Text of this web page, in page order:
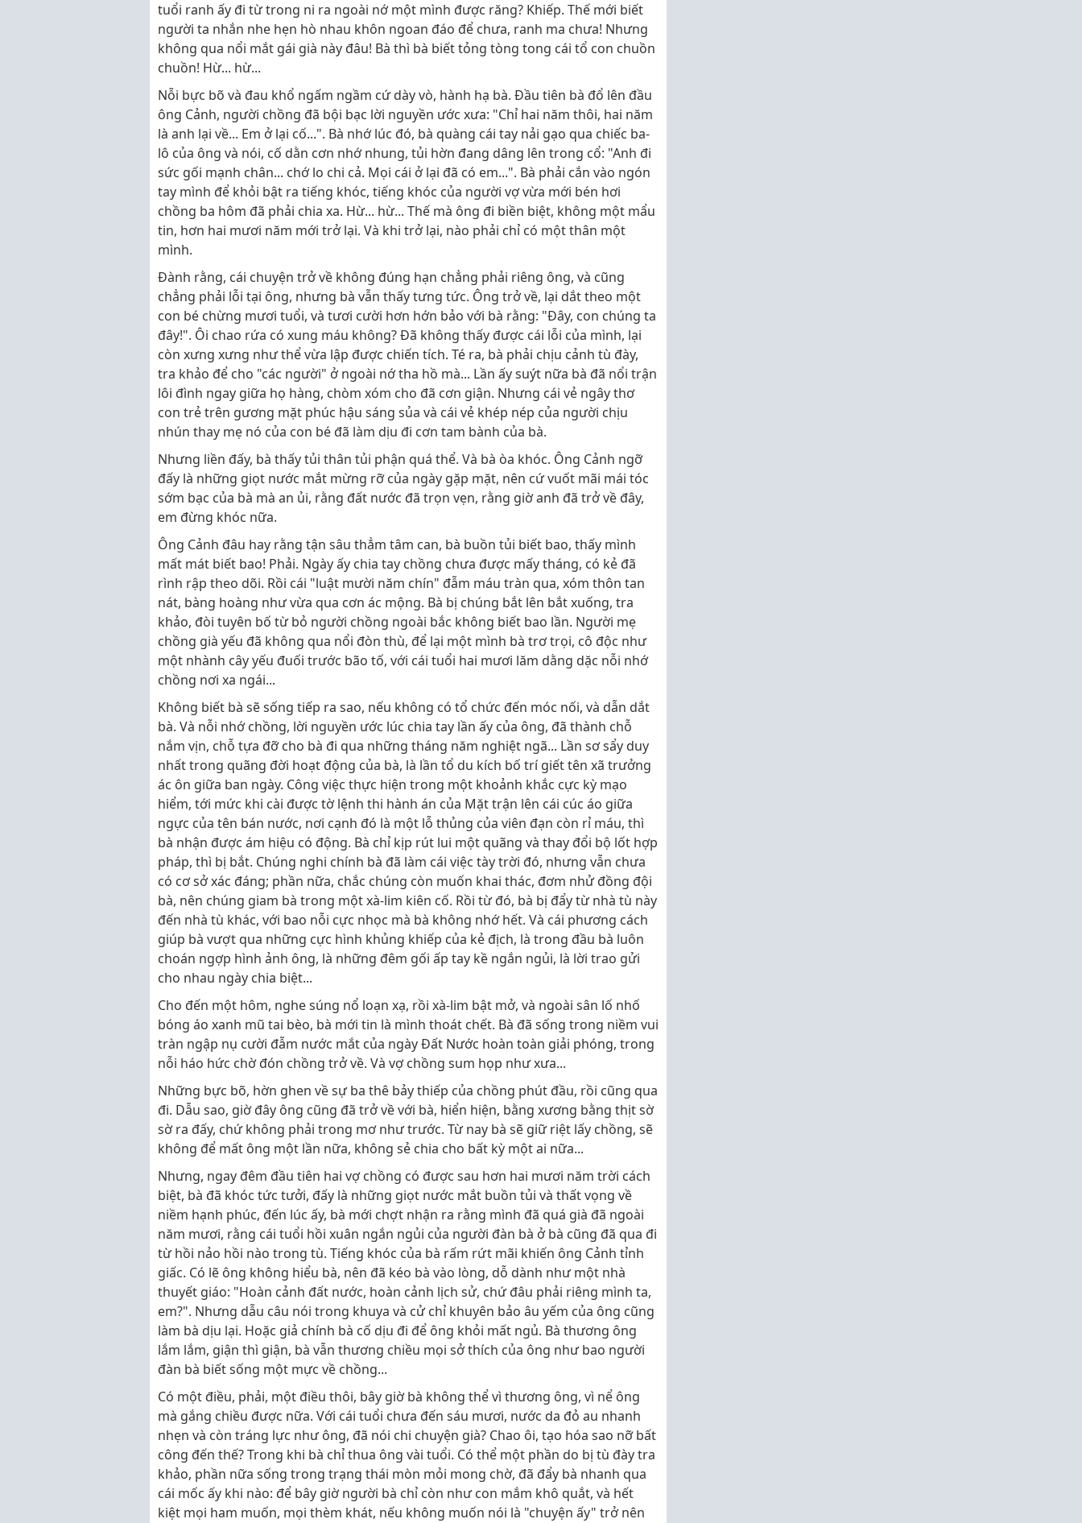
tuổi ranh ấy đi từ trong ni ra ngoài nớ một mình được răng? Khiếp. Thế mới biết
người ta nhắn nhe hẹn hò nhau khôn ngoan đáo để chưa, ranh ma chưa! Nhưng
không qua nổi mắt gái già này đâu! Bà thì bà biết tỏng tòng tong cái tổ con chuồn
chuồn! Hừ... hừ...
Nỗi bực bõ và đau khổ ngấm ngầm cứ dày vò, hành hạ bà. Đầu tiên bà đổ lên đầu
ông Cảnh, người chồng đã bội bạc lời nguyền ước xưa: "Chỉ hai năm thôi, hai năm
là anh lại về... Em ở lại cố...". Bà nhớ lúc đó, bà quàng cái tay nải gạo qua chiếc ba-
lô của ông và nói, cố dằn cơn nhớ nhung, tủi hờn đang dâng lên trong cổ: "Anh đi
sức gối mạnh chân... chớ lo chi cả. Mọi cái ở lại đã có em...". Bà phải cắn vào ngón
tay mình để khỏi bật ra tiếng khóc, tiếng khóc của người vợ vừa mới bén hơi
chồng ba hôm đã phải chia xa. Hừ... hừ... Thế mà ông đi biền biệt, không một mẩu
tin, hơn hai mươi năm mới trở lại. Và khi trở lại, nào phải chỉ có một thân một
mình.
Đành rằng, cái chuyện trở về không đúng hạn chẳng phải riêng ông, và cũng
chẳng phải lỗi tại ông, nhưng bà vẫn thấy tưng tức. Ông trở về, lại dắt theo một
con bé chừng mươi tuổi, và tươi cười hơn hớn bảo với bà rằng: "Đây, con chúng ta
đây!". Ôi chao rứa có xung máu không? Đã không thấy được cái lỗi của mình, lại
còn xưng xưng như thể vừa lập được chiến tích. Té ra, bà phải chịu cảnh tù đày,
tra khảo để cho "các người" ở ngoài nớ tha hồ mà... Lần ấy suýt nữa bà đã nổi trận
lôi đình ngay giữa họ hàng, chòm xóm cho đã cơn giận. Nhưng cái vẻ ngây thơ
con trẻ trên gương mặt phúc hậu sáng sủa và cái vẻ khép nép của người chịu
nhún thay mẹ nó của con bé đã làm dịu đi cơn tam bành của bà.
Nhưng liền đấy, bà thấy tủi thân tủi phận quá thể. Và bà òa khóc. Ông Cảnh ngỡ
đấy là những giọt nước mắt mừng rỡ của ngày gặp mặt, nên cứ vuốt mãi mái tóc
sớm bạc của bà mà an ủi, rằng đất nước đã trọn vẹn, rằng giờ anh đã trở về đây,
em đừng khóc nữa.
Ông Cảnh đâu hay rằng tận sâu thẳm tâm can, bà buồn tủi biết bao, thấy mình
mất mát biết bao! Phải. Ngày ấy chia tay chồng chưa được mấy tháng, có kẻ đã
rình rập theo dõi. Rồi cái "luật mười năm chín" đẫm máu tràn qua, xóm thôn tan
nát, bàng hoàng như vừa qua cơn ác mộng. Bà bị chúng bắt lên bắt xuống, tra
khảo, đòi tuyên bố từ bỏ người chồng ngoài bắc không biết bao lần. Người mẹ
chồng già yếu đã không qua nổi đòn thù, để lại một mình bà trơ trọi, cô độc như
một nhành cây yếu đuối trước bão tố, với cái tuổi hai mươi lăm dằng dặc nỗi nhớ
chồng nơi xa ngái...
Không biết bà sẽ sống tiếp ra sao, nếu không có tổ chức đến móc nối, và dẫn dắt
bà. Và nỗi nhớ chồng, lời nguyền ước lúc chia tay lần ấy của ông, đã thành chỗ
nắm vịn, chỗ tựa đỡ cho bà đi qua những tháng năm nghiệt ngã... Lần sơ sẩy duy
nhất trong quãng đời hoạt động của bà, là lần tổ du kích bố trí giết tên xã trưởng
ác ôn giữa ban ngày. Công việc thực hiện trong một khoảnh khắc cực kỳ mạo
hiểm, tới mức khi cài được tờ lệnh thi hành án của Mặt trận lên cái cúc áo giữa
ngực của tên bán nước, nơi cạnh đó là một lỗ thủng của viên đạn còn rỉ máu, thì
bà nhận được ám hiệu có động. Bà chỉ kịp rút lui một quãng và thay đổi bộ lốt hợp
pháp, thì bị bắt. Chúng nghi chính bà đã làm cái việc tày trời đó, nhưng vẫn chưa
có cơ sở xác đáng; phần nữa, chắc chúng còn muốn khai thác, đơm nhử đồng đội
bà, nên chúng giam bà trong một xà-lim kiên cố. Rồi từ đó, bà bị đẩy từ nhà tù này
đến nhà tù khác, với bao nỗi cực nhọc mà bà không nhớ hết. Và cái phương cách
giúp bà vượt qua những cực hình khủng khiếp của kẻ địch, là trong đầu bà luôn
choán ngợp hình ảnh ông, là những đêm gối ấp tay kề ngắn ngủi, là lời trao gửi
cho nhau ngày chia biệt...
Cho đến một hôm, nghe súng nổ loạn xạ, rồi xà-lim bật mở, và ngoài sân lố nhố
bóng áo xanh mũ tai bèo, bà mới tin là mình thoát chết. Bà đã sống trong niềm vui
tràn ngập nụ cười đẫm nước mắt của ngày Đất Nước hoàn toàn giải phóng, trong
nỗi háo hức chờ đón chồng trở về. Và vợ chồng sum họp như xưa...
Những bực bõ, hờn ghen về sự ba thê bảy thiếp của chồng phút đầu, rồi cũng qua
đi. Dẫu sao, giờ đây ông cũng đã trở về với bà, hiển hiện, bằng xương bằng thịt sờ
sờ ra đấy, chứ không phải trong mơ như trước. Từ nay bà sẽ giữ riệt lấy chồng, sẽ
không để mất ông một lần nữa, không sẻ chia cho bất kỳ một ai nữa...
Nhưng, ngay đêm đầu tiên hai vợ chồng có được sau hơn hai mươi năm trời cách
biệt, bà đã khóc tức tưởi, đấy là những giọt nước mắt buồn tủi và thất vọng về
niềm hạnh phúc, đến lúc ấy, bà mới chợt nhận ra rằng mình đã quá già đã ngoài
năm mươi, rằng cái tuổi hồi xuân ngắn ngủi của người đàn bà ở bà cũng đã qua đi
từ hồi nảo hồi nào trong tù. Tiếng khóc của bà rấm rứt mãi khiến ông Cảnh tỉnh
giấc. Có lẽ ông không hiểu bà, nên đã kéo bà vào lòng, dỗ dành như một nhà
thuyết giáo: "Hoàn cảnh đất nước, hoàn cảnh lịch sử, chứ đâu phải riêng mình ta,
em?". Nhưng dẫu câu nói trong khuya và cử chỉ khuyên bảo âu yếm của ông cũng
làm bà dịu lại. Hoặc giả chính bà cố dịu đi để ông khỏi mất ngủ. Bà thương ông
lắm lắm, giận thì giận, bà vẫn thương chiều mọi sở thích của ông như bao người
đàn bà biết sống một mực về chồng...
Có một điều, phải, một điều thôi, bây giờ bà không thể vì thương ông, vì nể ông
mà gắng chiều được nữa. Với cái tuổi chưa đến sáu mươi, nước da đỏ au nhanh
nhẹn và còn tráng lực như ông, đã nói chi chuyện già? Chao ôi, tạo hóa sao nỡ bất
công đến thế? Trong khi bà chỉ thua ông vài tuổi. Có thể một phần do bị tù đày tra
khảo, phần nữa sống trong trạng thái mòn mỏi mong chờ, đã đẩy bà nhanh qua
cái mốc ấy khi nào: để bây giờ người bà chỉ còn như con mắm khô quắt, và hết
kiệt mọi ham muốn, mọi thèm khát, nếu không muốn nói là "chuyện ấy" trở nên